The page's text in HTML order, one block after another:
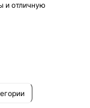
и отличную